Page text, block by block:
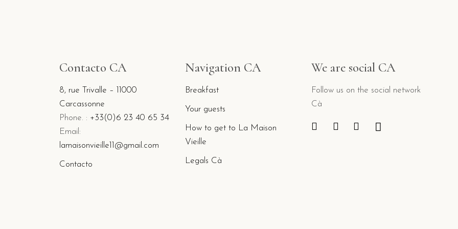
Contacto CA
8, rue Trivalle – 11000
Carcassonne
Phone. : +33(0)6 23 40 65 34
Email:
lamaisonvieille11@gmail.com
Contacto
Navigation CA
Breakfast
Your guests
How to get to La Maison
Vieille
Legals Cà
We are social CA
Follow us on the social network
Cà